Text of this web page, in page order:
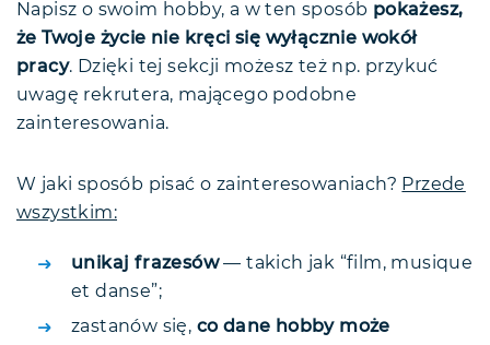
Napisz o swoim hobby, a w ten sposób pokażesz,
że Twoje życie nie kręci się wyłącznie wokół
pracy. Dzięki tej sekcji możesz też np. przykuć
uwagę rekrutera, mającego podobne
zainteresowania.
W jaki sposób pisać o zainteresowaniach? Przede
wszystkim:
unikaj frazesów— takich jak “film, musique
et danse”;
zastanów się, co dane hobby może